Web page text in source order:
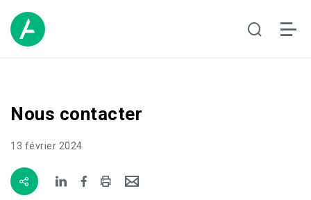
Nous contacter
13 février 2024